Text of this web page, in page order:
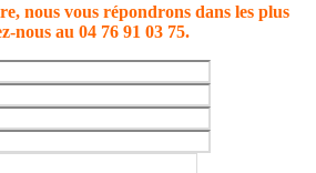
nous vous répondrons dans les plus
nous au 04 76 91 03 75.